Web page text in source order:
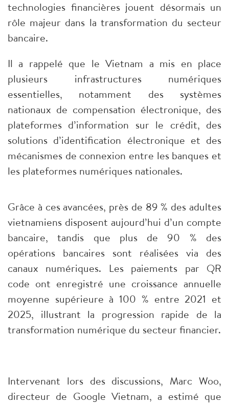
technologies financières jouent désormais un
rôle majeur dans la transformation du secteur
bancaire.
Il a rappelé que le Vietnam a mis en place
plusieurs infrastructures numériques
essentielles, notamment des systèmes
nationaux de compensation électronique, des
plateformes d’information sur le crédit, des
solutions d’identification électronique et des
mécanismes de connexion entre les banques et
les plateformes numériques nationales.
Grâce à ces avancées, près de 89 % des adultes
vietnamiens disposent aujourd’hui d’un compte
bancaire, tandis que plus de 90 % des
opérations bancaires sont réalisées via des
canaux numériques. Les paiements par QR
code ont enregistré une croissance annuelle
moyenne supérieure à 100 % entre 2021 et
2025, illustrant la progression rapide de la
transformation numérique du secteur financier.
Intervenant lors des discussions, Marc Woo,
directeur de Google Vietnam, a estimé que